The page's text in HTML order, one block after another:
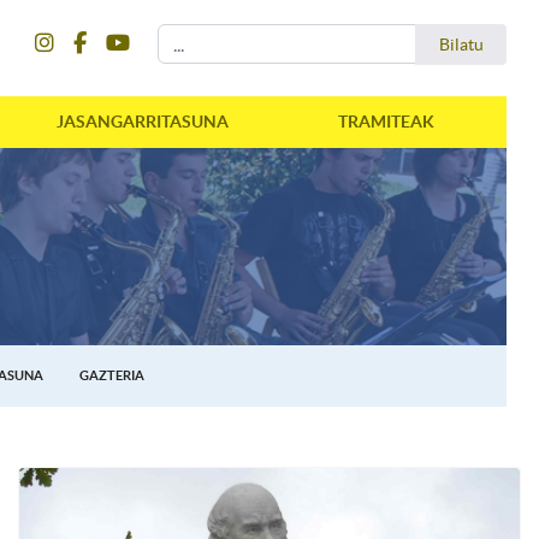
Bilatu
JASANGARRITASUNA TRAMITEAK
GAZTERIA